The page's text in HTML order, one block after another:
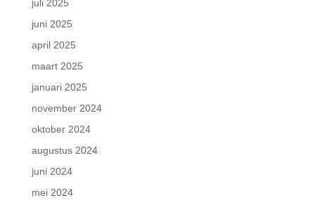
juli 2025
juni 2025
april 2025
maart 2025
januari 2025
november 2024
oktober 2024
augustus 2024
juni 2024
mei 2024